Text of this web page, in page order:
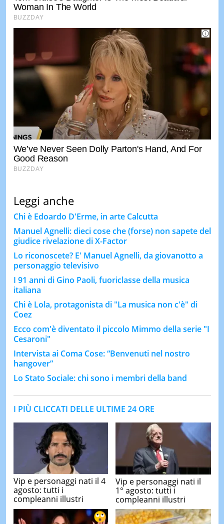
Leggi anche
Chi è Edoardo D'Erme, in arte Calcutta
Manuel Agnelli: dieci cose che (forse) non sapete del
giudice rivelazione di X-Factor
Lo riconoscete? E' Manuel Agnelli, da giovanotto a
personaggio televisivo
I 91 anni di Gino Paoli, fuoriclasse della musica
italiana
Chi è Lola, protagonista di "La musica non c'è" di
Coez
Ecco com'è diventato il piccolo Mimmo della serie "I
Cesaroni"
Intervista ai Coma Cose: “Benvenuti nel nostro
hangover”
Lo Stato Sociale: chi sono i membri della band
I PIÙ CLICCATI DELLE ULTIME 24 ORE
Vip e personaggi nati il 4
agosto: tutti i
compleanni illustri
Vip e personaggi nati il
1° agosto: tutti i
compleanni illustri